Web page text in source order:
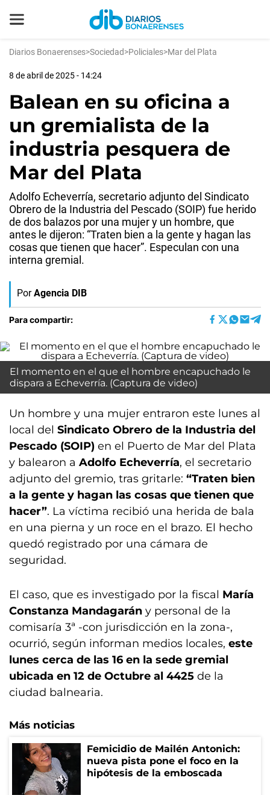
Diarios Bonaerenses>Sociedad>Policiales>Mar del Plata
8 de abril de 2025 - 14:24
Balean en su oficina a
un gremialista de la
industria pesquera de
Mar del Plata
Adolfo Echeverría, secretario adjunto del Sindicato
Obrero de la Industria del Pescado (SOIP) fue herido
de dos balazos por una mujer y un hombre, que
antes le dijeron: “Traten bien a la gente y hagan las
cosas que tienen que hacer”. Especulan con una
interna gremial.
Por Agencia DIB
Para compartir:
El momento en el que el hombre encapuchado le
dispara a Echeverría. (Captura de video)
Un hombre y una mujer entraron este lunes al
local del Sindicato Obrero de la Industria del
Pescado (SOIP) en el Puerto de Mar del Plata
y balearon a Adolfo Echeverría, el secretario
adjunto del gremio, tras gritarle: “Traten bien
a la gente y hagan las cosas que tienen que
hacer”. La víctima recibió una herida de bala
en una pierna y un roce en el brazo. El hecho
quedó registrado por una cámara de
seguridad.
El caso, que es investigado por la fiscal María
Constanza Mandagarán y personal de la
comisaría 3ª -con jurisdicción en la zona-,
ocurrió, según informan medios locales, este
lunes cerca de las 16 en la sede gremial
ubicada en 12 de Octubre al 4425 de la
ciudad balnearia.
Más noticias
Femicidio de Mailén Antonich:
nueva pista pone el foco en la
hipótesis de la emboscada